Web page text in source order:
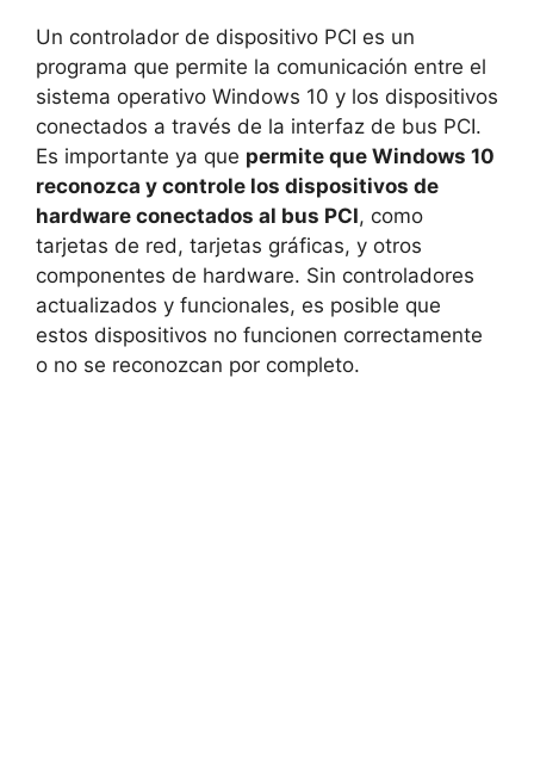
Un controlador de dispositivo PCI ​es un
programa que permite la ⁢comunicación​ entre el
sistema ​operativo Windows 10 y los dispositivos⁤
conectados a través ‍de la interfaz⁢ de‌ bus PCI.
Es importante ‌ya ​que permite que Windows 10
reconozca y controle⁣ los⁢ dispositivos‌ de
‍hardware conectados al bus PCI, como
tarjetas de red, tarjetas gráficas, y‌ otros​
componentes de hardware. Sin controladores
actualizados‍ y funcionales, ⁤es⁤ posible‌ que
estos dispositivos no funcionen correctamente
o⁢ no se reconozcan por completo.